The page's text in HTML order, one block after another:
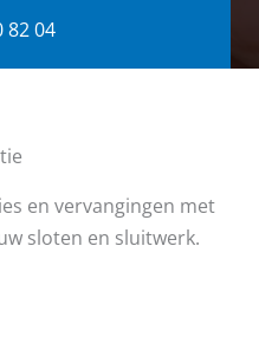
82 04
en vervangingen met
sloten en sluitwerk.